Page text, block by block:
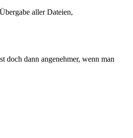
aller Dateien,
doch dann angenehmer, wenn man